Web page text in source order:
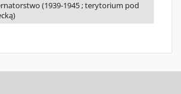
(1939-1945 ; terytorium pod